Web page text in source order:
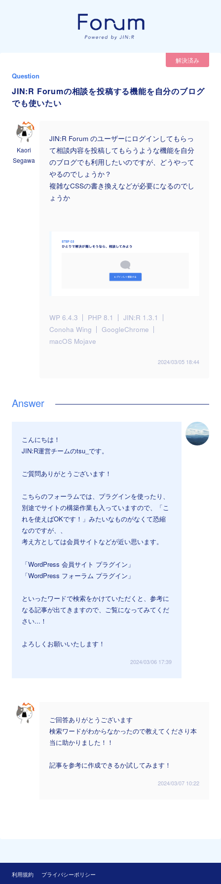
解決済み
Question
JIN:R Forumの相談を投稿する機能を自分のブログ
でも使いたい
Kaori
Segawa
JIN:R Forum のユーザーにログインしてもらっ
て相談内容を投稿してもらうような機能を自分
のブログでも利用したいのですが、どうやって
やるのでしょうか？
複雑なCSSの書き換えなどが必要になるのでし
ょうか
WP 6.4.3 PHP 8.1
JIN:R 1.3.1
Conoha Wing
GoogleChrome
macOS Mojave
2024/03/05 18:44
こんにちは！
JIN:R運営チームのtsu_です。
ご質問ありがとうございます！
こちらのフォーラムでは、プラグインを使ったり、
別途でサイトの構築作業も入っていますので、「こ
れを使えばOKです！」みたいなものがなくて恐縮
なのですが、、
考え方としては会員サイトなどが近い思います。
「WordPress 会員サイト プラグイン」
「WordPress フォーラム プラグイン」
といったワードで検索をかけていただくと、参考に
なる記事が出てきますので、ご覧になってみてくだ
さい...！
よろしくお願いいたします！
2024/03/06 17:39
ご回答ありがとうございます
検索ワードがわからなかったので教えてくださり本
当に助かりました！！
記事を参考に作成できるか試してみます！
2024/03/07 10:22
利用規約 プライバシーポリシー